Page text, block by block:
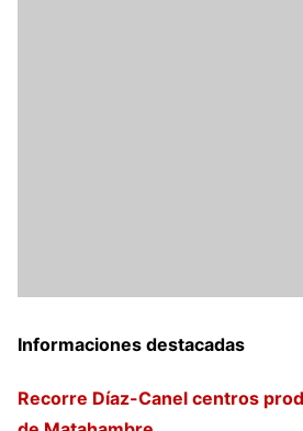
Informaciones destacadas
Recorre Díaz-Canel centros